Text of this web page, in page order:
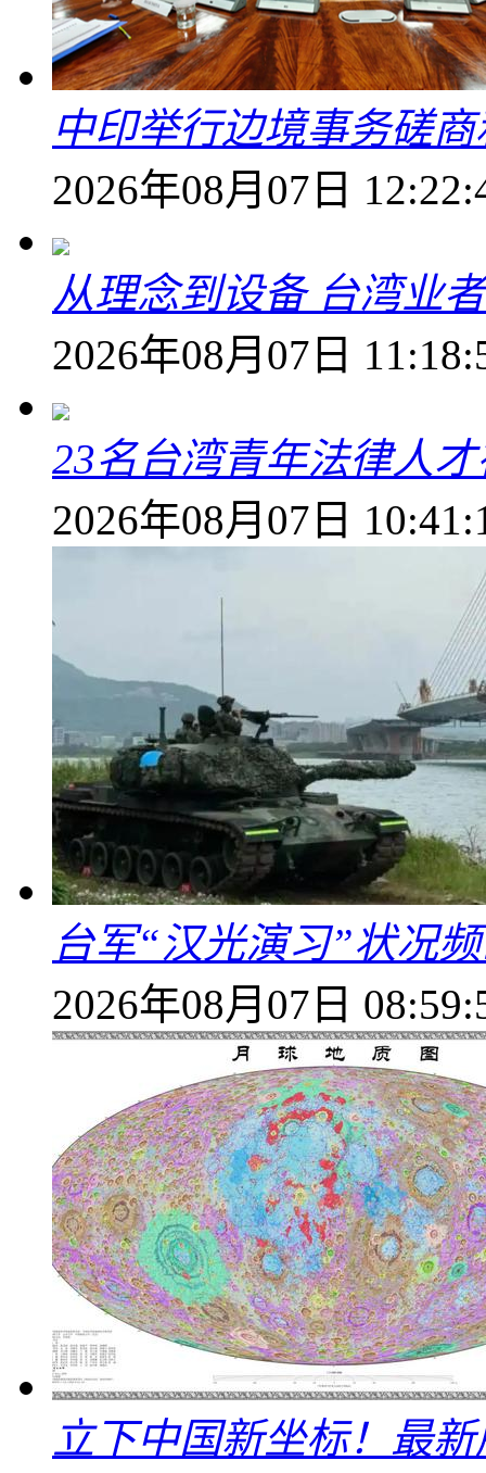
中印举行边境事务磋
2026年08月07日
从理念到设备 台湾业
2026年08月07日
23名台湾青年法律人
2026年08月07日
台军“汉光演习”状况
2026年08月07日
立下中国新坐标！最